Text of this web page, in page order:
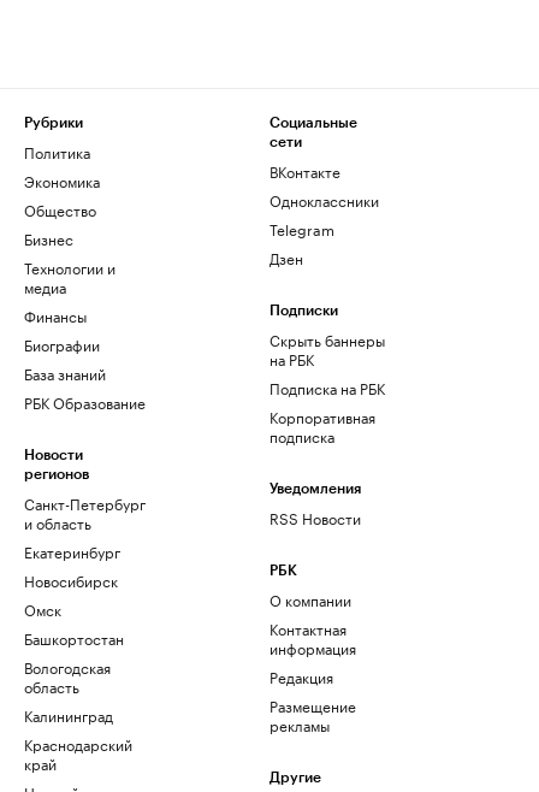
Рубрики
Политика
Экономика
Общество
Бизнес
Технологии и
медиа
Финансы
Биографии
База знаний
РБК Образование
Новости
регионов
Санкт-Петербург
и область
Екатеринбург
Новосибирск
Омск
Башкортостан
Вологодская
область
Калининград
Краснодарский
край
Социальные
сети
ВКонтакте
Одноклассники
Telegram
Дзен
Подписки
Скрыть баннеры
на РБК
Подписка на РБК
Корпоративная
подписка
Уведомления
RSS Новости
РБК
О компании
Контактная
информация
Редакция
Размещение
рекламы
Другие